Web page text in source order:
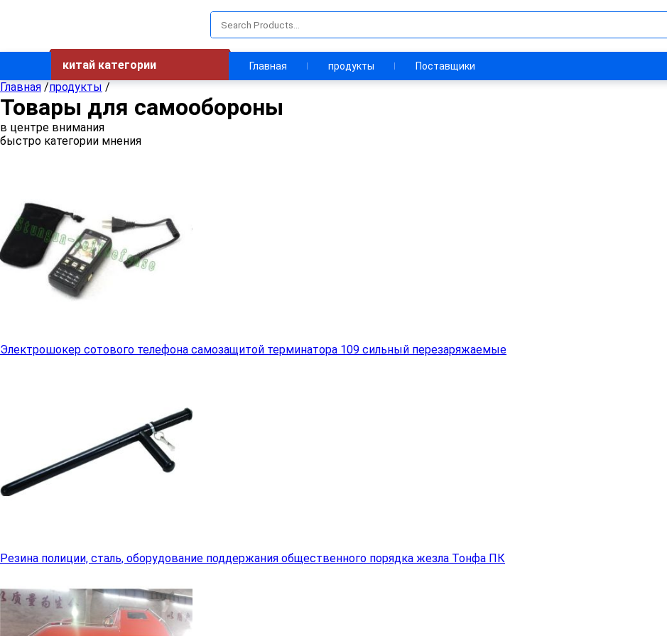
китай категории Главная продукты Поставщики
Главная /продукты /
Товары для самообороны
в центре внимания
быстро категории мнения
Электрошокер сотового телефона самозащитой терминатора 109 сильный перезаряжаемые
Резина полиции, сталь, оборудование поддержания общественного порядка жезла Тонфа ПК